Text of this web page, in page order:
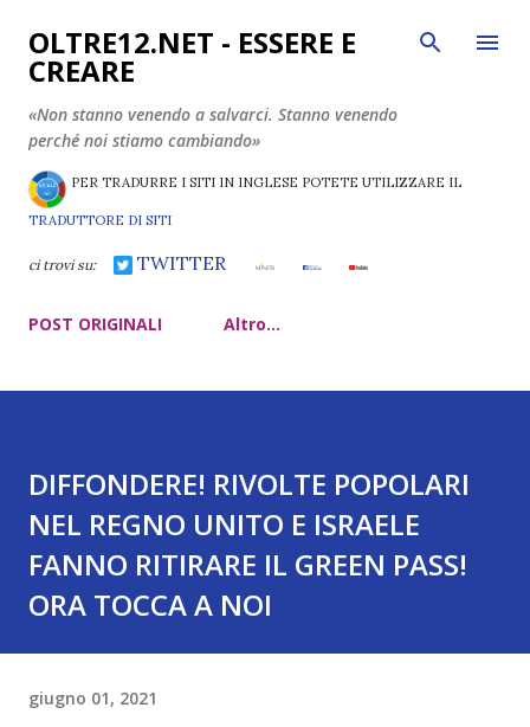
Passa ai contenuti principali
OLTRE12.NET - ESSERE E
CREARE
«Non stanno venendo a salvarci. Stanno venendo
perché noi stiamo cambiando»
PER TRADURRE I SITI IN INGLESE POTETE UTILIZZARE IL
TRADUTTORE DI SITI
ci trovi su: TWITTER
POST ORIGINALI Altro…
DIFFONDERE! RIVOLTE POPOLARI
NEL REGNO UNITO E ISRAELE
FANNO RITIRARE IL GREEN PASS!
ORA TOCCA A NOI
giugno 01, 2021